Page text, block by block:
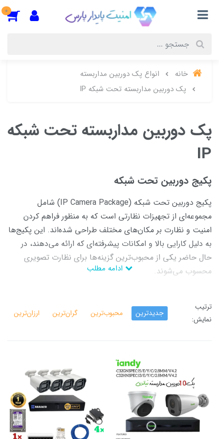
0
خانه
انواع پک دوربین مداربسته
پک دوربین مداربسته تحت شبکه IP
پک دوربین مداربسته تحت شبکه
IP
پکیج دوربین تحت شبکه
پکیج دوربین تحت شبکه (IP Camera Package) شامل
مجموعه‌ای از تجهیزات نظارتی است که به منظور فراهم کردن
امنیت و نظارت بر مکان‌های مختلف طراحی شده‌اند. این پکیج‌ها
به دلیل کارایی بالا و امکانات پیشرفته‌ای که ارائه می‌دهند، در
حال حاضر یکی از محبوب‌ترین گزینه‌ها برای نظارت تصویری
محسوب می‌شوند.
امنیت است که با استفاده از تکنولوژی‌های پیشرفته و امکانات متنوع،
امنیت بالایی را برای کاربران فراهم می‌کند. این پکیج‌ها به دلیل
خرید پکیج دوربین مدار بسته تحت شبکه
خرید پکیج دوربین مدار بسته تحت شبکه متن کامل وسئو شده
می‌توانید پکیج دوربین مداربسته تحت شبکه را از چندین فروشگاه
مختلف تهیه کنید. برخی از این پکیج‌ها شامل دوربین‌های 4K، دید در
شب رنگی، پلاک خوان و تشخیص چهره می‌باشند. قیمت‌ها بسته به
ترتیب
نمایش:
جدیدترین محبوب‌ترین گران‌ترین ارزان‌ترین